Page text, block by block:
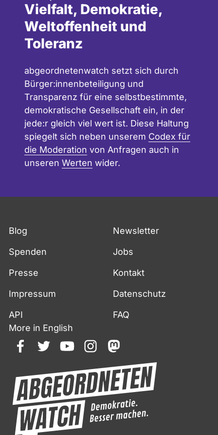
Vielfalt, Demokratie,
Weltoffenheit und
Toleranz
abgeordnetenwatch setzt sich durch
Bürger:innenbeteiligung und
Transparenz für eine selbstbestimmte,
demokratische Gesellschaft ein, in der
jede:r gleich viel wert ist. Diese Haltung
spiegelt sich neben unserem Codex für
die Moderation von Anfragen auch in
unseren Werten wider.
Blog Newsletter
Spenden Jobs
Presse Kontakt
Impressum Datenschutz
API
FAQ
More in English
facebooktwitteryoutubeinstagrammastodon